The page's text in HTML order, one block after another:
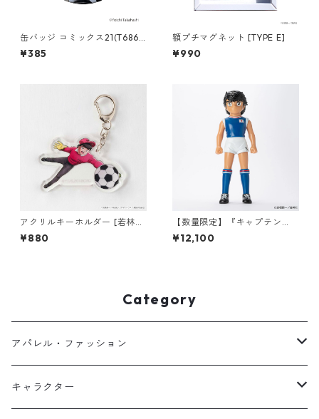
缶バッジ コミックス21(T686-
045)
¥385
額プチマグネット [TYPE E]
¥990
アクリルキーホルダー [若林源
三]
¥880
【数量限定】『キャプテン
翼』ソフビコレクション 日向
小次郎「国際Jr.ユース大会日
¥12,100
Category
アパレル・ファッション
キッズ
キャラクター